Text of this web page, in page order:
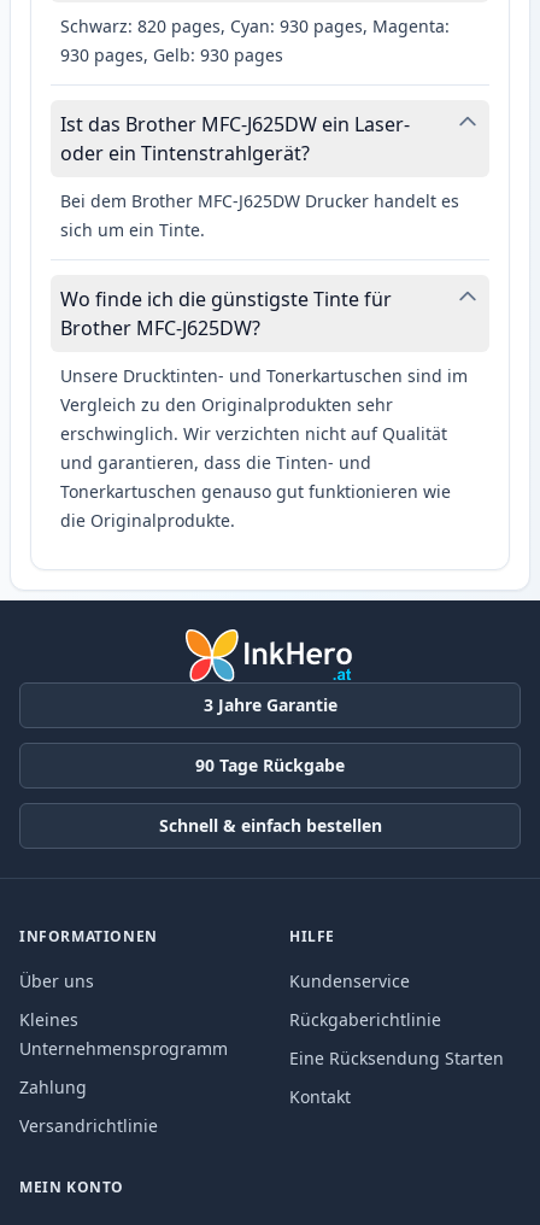
Schwarz: 820 pages, Cyan: 930 pages, Magenta:
930 pages, Gelb: 930 pages
Ist das Brother MFC-J625DW ein Laser-
oder ein Tintenstrahlgerät?
Bei dem Brother MFC-J625DW Drucker handelt es
sich um ein Tinte.
Wo finde ich die günstigste Tinte für
Brother MFC-J625DW?
Unsere Drucktinten- und Tonerkartuschen sind im
Vergleich zu den Originalprodukten sehr
erschwinglich. Wir verzichten nicht auf Qualität
und garantieren, dass die Tinten- und
Tonerkartuschen genauso gut funktionieren wie
die Originalprodukte.
3 Jahre Garantie
90 Tage Rückgabe
Schnell & einfach bestellen
INFORMATIONEN
Über uns
Kleines
Unternehmensprogramm
Zahlung
Versandrichtlinie
HILFE
Kundenservice
Rückgaberichtlinie
Eine Rücksendung Starten
Kontakt
MEIN KONTO